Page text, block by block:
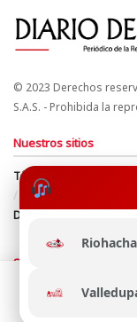
Riohacha
© 2023 Derechos
S.A.S. - Prohibida la
Nuestros sitios
Términos y Condiciones
Política de uso de
Directrices Editoriales
Síguenos
Esta página web
navegación, al